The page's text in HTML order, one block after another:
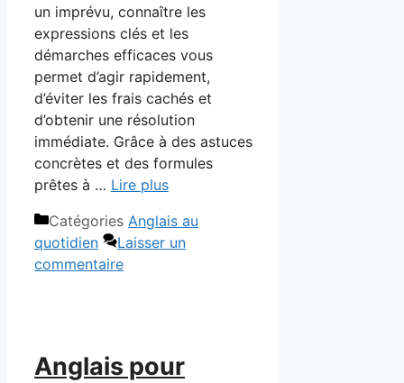
un imprévu, connaître les
expressions clés et les
démarches efficaces vous
permet d’agir rapidement,
d’éviter les frais cachés et
d’obtenir une résolution
immédiate. Grâce à des astuces
concrètes et des formules
prêtes à … Lire plus
Catégories Anglais au
quotidien
Laisser un
commentaire
Anglais pour